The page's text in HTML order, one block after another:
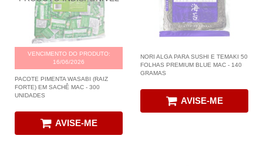
VENCIMENTO DO PRODUTO:
16/06/2026
PACOTE PIMENTA WASABI (RAIZ
FORTE) EM SACHÊ MAC - 300
UNIDADES
AVISE-ME
NORI ALGA PARA SUSHI E TEMAKI 50
FOLHAS PREMIUM BLUE MAC - 140
GRAMAS
AVISE-ME